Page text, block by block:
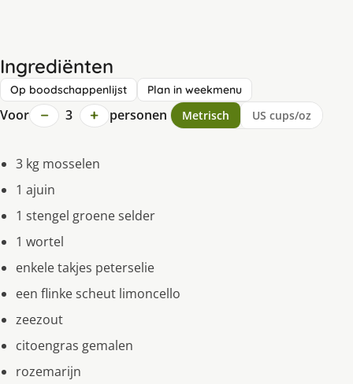
Ingrediënten
Op boodschappenlijst Plan in weekmenu
Voor − 3 + personen Metrisch US cups/oz
3 kg mosselen
1 ajuin
1 stengel groene selder
1 wortel
enkele takjes peterselie
een flinke scheut limoncello
zeezout
citoengras gemalen
rozemarijn